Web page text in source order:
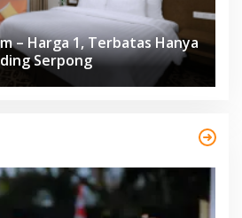
– Harga 1, Terbatas Hanya
Serpong